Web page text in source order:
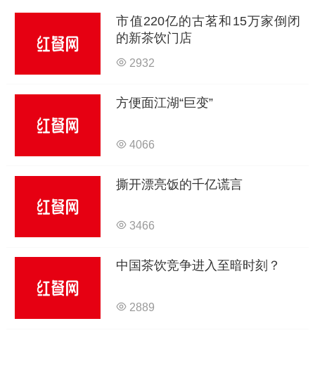
市值220亿的古茗和15万家倒闭
的新茶饮门店
2932
方便面江湖“巨变”
4066
撕开漂亮饭的千亿谎言
3466
中国茶饮竞争进入至暗时刻？
2889